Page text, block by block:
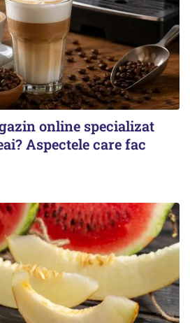
online specializat
Aspectele care fac